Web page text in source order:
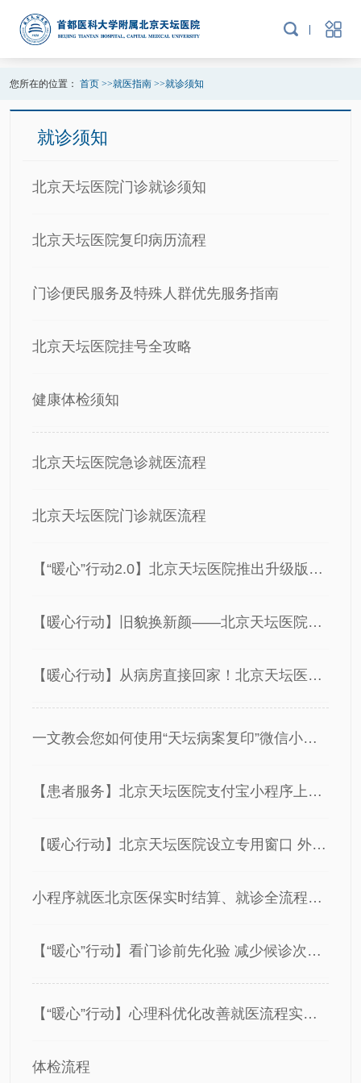
您所在的位置： 首页>>就医指南>>就诊须知
就诊须知
北京天坛医院门诊就诊须知
北京天坛医院复印病历流程
门诊便民服务及特殊人群优先服务指南
北京天坛医院挂号全攻略
健康体检须知
北京天坛医院急诊就医流程
北京天坛医院门诊就医流程
【“暖心”行动2.0】北京天坛医院推出升级版便民服务
【暖心行动】旧貌换新颜——北京天坛医院共享设备更新
【暖心行动】从病房直接回家！北京天坛医院推出非现金个人预付患者“无感式出院结算”
一文教会您如何使用“天坛病案复印”微信小程序复印病历
【患者服务】北京天坛医院支付宝小程序上线了！挂号、缴费一站搞定
【暖心行动】北京天坛医院设立专用窗口 外籍人员可持外币卡支付
小程序就医北京医保实时结算、就诊全流程一“机”搞定——北京天坛医院门诊就诊流程大“升级”
【“暖心”行动】看门诊前先化验 减少候诊次数——北京天坛医院为小患者推出便民措施
【“暖心”行动】心理科优化改善就医流程实现心理测评全流程预约
体检流程